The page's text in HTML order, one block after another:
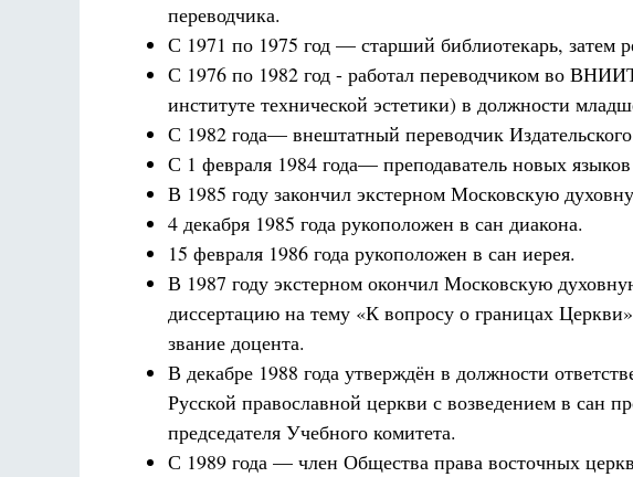
переводчика.
С 1971 по 1975 год — старший библиотекарь, затем
С 1976 по 1982 год - работал переводчиком во
институте технической эстетики) в должности
С 1982 года— внештатный переводчик
С 1 февраля 1984 года— преподаватель новых языков
В 1985 году закончил экстерном Московскую
4 декабря 1985 года рукоположен в сан диакона.
15 февраля 1986 года рукоположен в сан иерея.
В 1987 году экстерном окончил Московскую
диссертацию на тему «К вопросу о границах
звание доцента.
В декабре 1988 года утверждён в должности
Русской православной церкви с возведением в сан
председателя Учебного комитета.
С 1989 года — член Общества права восточных